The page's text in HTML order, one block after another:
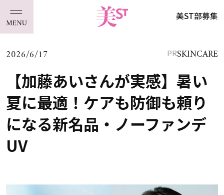
美ST部募集
2026/6/17 PRSKINCARE
【加藤あいさんが実感】暑い
夏に最適！ケアも防御も頼り
になる新名品・ノーファンデ
UV